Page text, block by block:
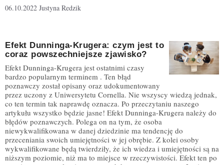
06.10.2022 Justyna Redzik
Efekt Dunninga-Krugera: czym jest to
coraz powszechniejsze zjawisko?
Efekt Dunninga-Krugera jest ostatnimi czasy
bardzo popularnym terminem . Ten błąd
poznawczy został opisany oraz udokumentowany
przez uczony z Uniwersytetu Cornella. Nie wszyscy wiedzą jednak,
co ten termin tak naprawdę oznacza. Po przeczytaniu naszego
artykułu wszystko będzie jasne! Efekt Dunninga-Krugera należy do
błędów poznawczych. Polega on na tym, że osoba
niewykwalifikowana w danej dziedzinie ma tendencję do
przeceniania swoich umiejętności w jej obrębie. Z kolei osoby
wykwalifikowane będą twierdziły, że ich wiedza i umiejętności są na
niższym poziomie, niż ma to miejsce w rzeczywistości. Efekt ten po